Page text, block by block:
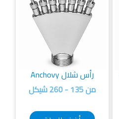
رأس شلال Anchovy
من 135 - 260 شيكل